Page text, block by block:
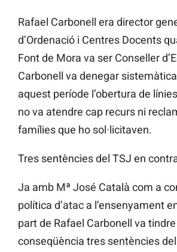
Rafael Carbonell era director
d’Ordenació i Centres Docents
Font de Mora va ser Conseller
Carbonell va denegar
aquest període l’obertura de
no va atendre cap recurs ni
famílies que ho sol·licitaven.
Tres sentències del TSJ en
Ja amb Mª José Català com a
política d’atac a l’ensenyament
part de Rafael Carbonell va
conseqüència tres sentències